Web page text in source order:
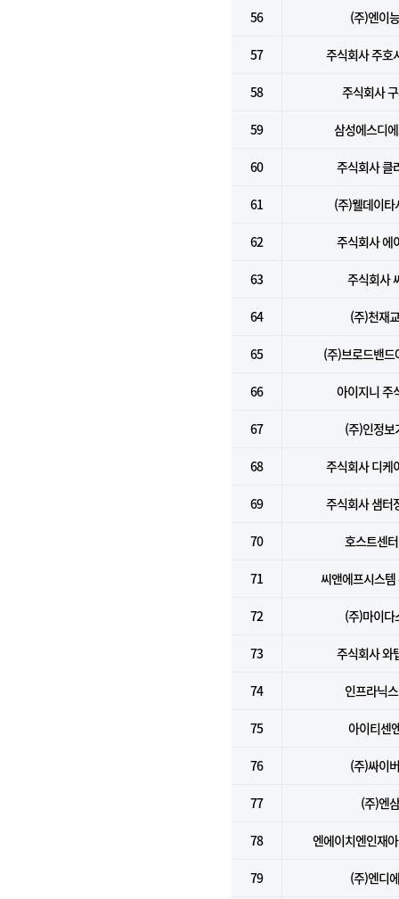
56 (주)엔이
57 주식회사 주호
58 주식회사
59 삼성에스디
60 주식회사 클
61 (주)웰데이타
62 주식회사 에
63 주식회사
64 (주)천재
65 (주)브로드밴드
66 아이지니 주
67 (주)인정보
68 주식회사 디케
69 주식회사 샘터
70 호스트센
71 씨앤에프시스템
72 (주)마이다
73 주식회사 와
74 인프라닉
75 아이티센
76 (주)싸이
77 (주)엔삼
78 엔에이치엔인재
79 (주)엔디